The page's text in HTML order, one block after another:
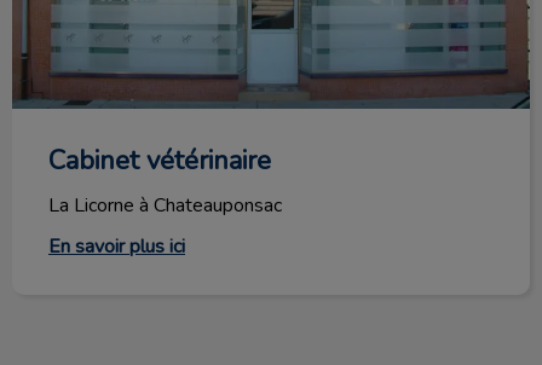
Cabinet vétérinaire
La Licorne à Chateauponsac
En savoir plus ici